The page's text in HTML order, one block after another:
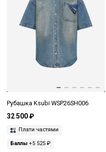
Рубашка Ksubi WSP26SH006
32 500 ₽
Плати частями
Баллы +5 525 ₽